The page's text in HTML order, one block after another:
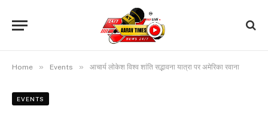
Home » Events » आचार्य लोकेश विश्व शांति सद्भावना यात्रा पर अमेरिका रवाना
EVENTS